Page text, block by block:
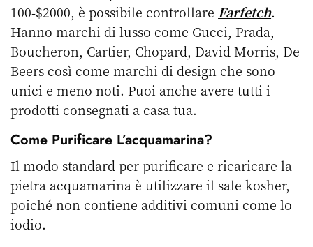
100-$2000, è possibile controllare Farfetch.
Hanno marchi di lusso come Gucci, Prada,
Boucheron, Cartier, Chopard, David Morris, De
Beers così come marchi di design che sono
unici e meno noti. Puoi anche avere tutti i
prodotti consegnati a casa tua.
Come Purificare L’acquamarina?
Il modo standard per purificare e ricaricare la
pietra acquamarina è utilizzare il sale kosher,
poiché non contiene additivi comuni come lo
iodio.